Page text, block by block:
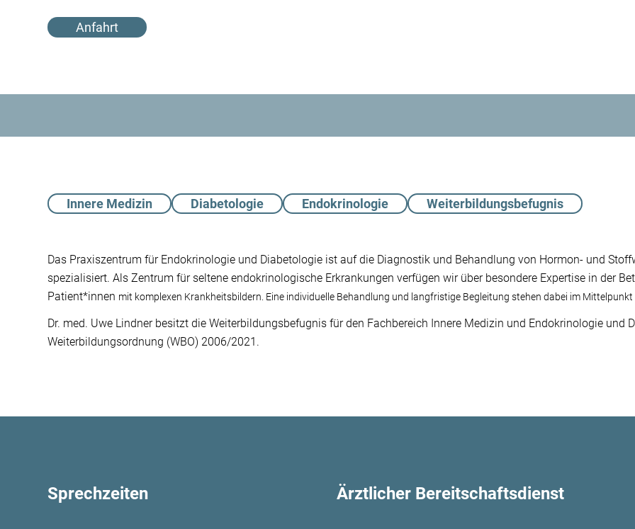
Anfahrt
Innere Medizin Diabetologie Endokrinologie Weiterbildungsbefugnis
Das Praxiszentrum für Endokrinologie und Diabetologie ist auf die Diagnostik und Behandlung von Hormon- und
spezialisiert. Als Zentrum für seltene endokrinologische Erkrankungen verfügen wir über besondere Expertise in der
Patient*innen mit komplexen Krankheitsbildern. Eine individuelle Behandlung und langfristige Begleitung stehen dabei im Mittelpunkt
Dr. med. Uwe Lindner besitzt die Weiterbildungsbefugnis für den Fachbereich Innere Medizin und Endokrinologie und
Weiterbildungsordnung (WBO) 2006/2021.
Sprechzeiten Ärztlicher Bereitschaftsdienst